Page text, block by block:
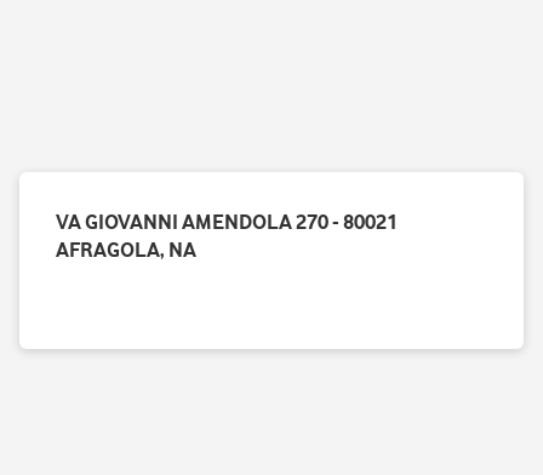
VA GIOVANNI AMENDOLA 270 - 80021
AFRAGOLA, NA